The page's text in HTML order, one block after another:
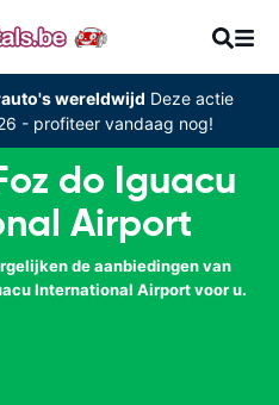
wereldwijd Deze actie
- profiteer vandaag nog!
do Iguacu
Airport
de aanbiedingen van
International Airport voor u.